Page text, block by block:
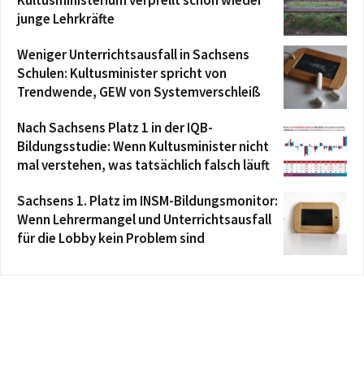
junge Lehrkräfte
Weniger Unterrichtsausfall in Sachsens
Schulen: Kultusminister spricht von
Trendwende, GEW von Systemverschleiß
Nach Sachsens Platz 1 in der IQB-
Bildungsstudie: Wenn Kultusminister nicht
mal verstehen, was tatsächlich falsch läuft
Sachsens 1. Platz im INSM-Bildungsmonitor:
Wenn Lehrermangel und Unterrichtsausfall
für die Lobby kein Problem sind